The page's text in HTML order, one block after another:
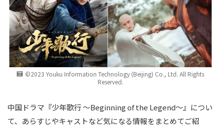
©2023 Youku Information Technology (Beijing) Co., Ltd. All Rights
Reserved.
中国ドラマ『少年歌行 ～Beginning of the Legend～』につい
て、あらすじやキャストなど気になる情報をまとめてご紹